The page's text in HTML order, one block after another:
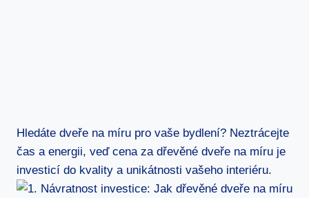
Hledáte dveře na míru pro vaše bydlení? Neztrácejte
čas a energii, veď cena za dřevěné dveře na míru je
investicí do kvality a unikátnosti vašeho interiéru.